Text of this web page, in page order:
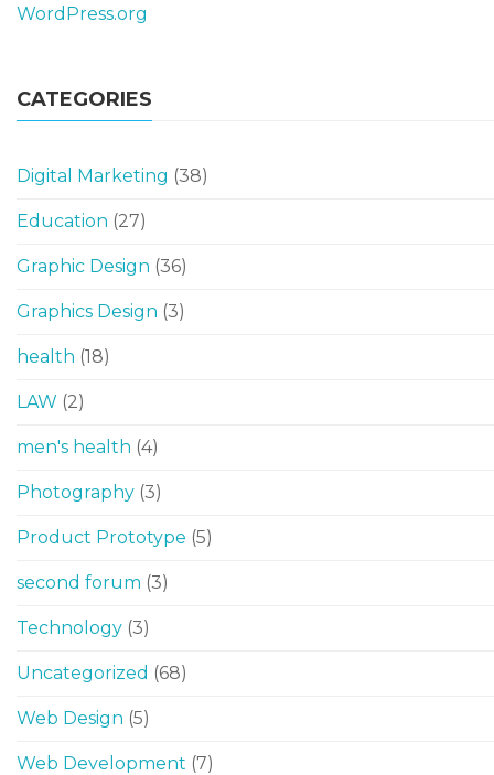
WordPress.org
CATEGORIES
Digital Marketing (38)
Education (27)
Graphic Design (36)
Graphics Design (3)
health (18)
LAW (2)
men's health (4)
Photography (3)
Product Prototype (5)
second forum (3)
Technology (3)
Uncategorized (68)
Web Design (5)
Web Development (7)